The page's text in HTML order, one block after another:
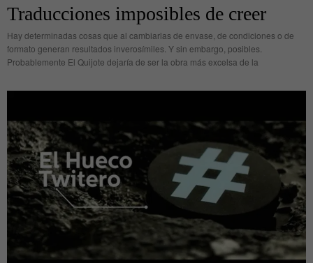
Traducciones imposibles de creer
Hay determinadas cosas que al cambiarlas de envase, de condiciones o de
formato generan resultados inverosímiles. Y sin embargo, posibles.
Probablemente El Quijote dejaría de ser la obra más excelsa de la